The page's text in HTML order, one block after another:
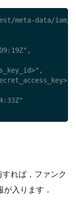
meta-data/iam/
れば，ファンク
入ります．